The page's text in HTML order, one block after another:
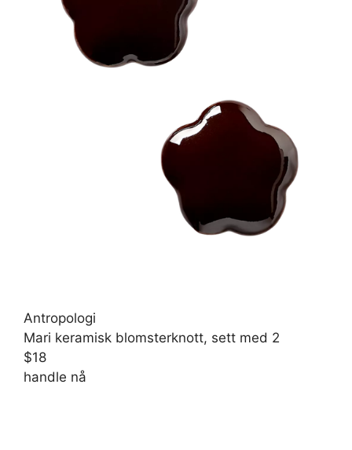
Antropologi
Mari keramisk blomsterknott, sett med 2
$18
handle nå